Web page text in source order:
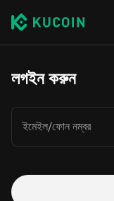
লগইন করুন
ইমেইল/ফোন নম্বর